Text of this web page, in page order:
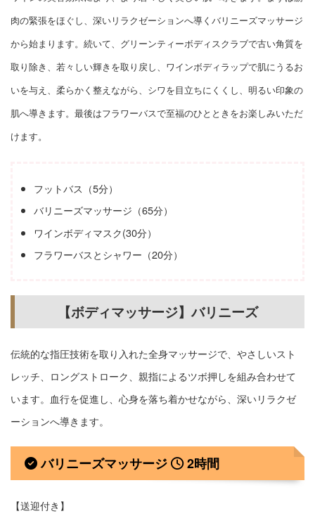
肉の緊張をほぐし、深いリラクゼーションへ導くバリニーズマッサージ
から始まります。続いて、グリーンティーボディスクラブで古い角質を
取り除き、若々しい輝きを取り戻し、ワインボディラップで肌にうるお
いを与え、柔らかく整えながら、シワを目立ちにくくし、明るい印象の
肌へ導きます。最後はフラワーバスで至福のひとときをお楽しみいただ
けます。
フットバス（5分）
バリニーズマッサージ（65分）
ワインボディマスク(30分）
フラワーバスとシャワー（20分）
【ボディマッサージ】バリニーズ
伝統的な指圧技術を取り入れた全身マッサージで、やさしいスト
レッチ、ロングストローク、親指によるツボ押しを組み合わせて
います。血行を促進し、心身を落ち着かせながら、深いリラクゼ
ーションへ導きます。
バリニーズマッサージ 2時間
【送迎付き】